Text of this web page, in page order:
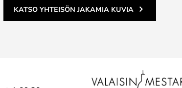
KATSO YHTEISÖN JAKAMIA KUVIA